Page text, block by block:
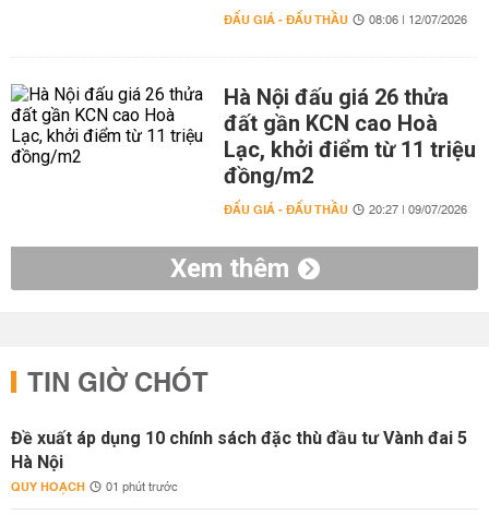
ĐẤU GIÁ - ĐẤU THẦU 08:06 | 12/07/2026
Hà Nội đấu giá 26 thửa
đất gần KCN cao Hoà
Lạc, khởi điểm từ 11 triệu
đồng/m2
ĐẤU GIÁ - ĐẤU THẦU 20:27 | 09/07/2026
Xem thêm
TIN GIỜ CHÓT
Đề xuất áp dụng 10 chính sách đặc thù đầu tư Vành đai 5
Hà Nội
QUY HOẠCH 01 phút trước